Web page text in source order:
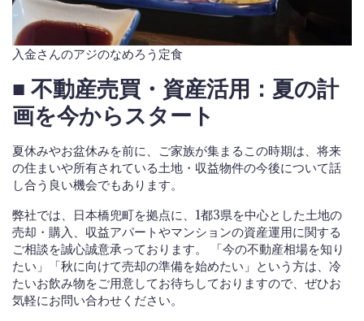
入金さんのアジのなめろう定食
■ 不動産売買・資産活用：夏の計
画を今からスタート
夏休みやお盆休みを前に、ご家族が集まるこの時期は、将来
の住まいや所有されている土地・収益物件の今後について話
し合う良い機会でもあります。
弊社では、日本橋兜町を拠点に、1都3県を中心とした土地の
売却・購入、収益アパートやマンションの資産運用に関する
ご相談を誠心誠意承っております。 「今の不動産相場を知り
たい」「秋に向けて売却の準備を始めたい」という方は、冷
たいお飲み物をご用意してお待ちしておりますので、ぜひお
気軽にお問い合わせください。